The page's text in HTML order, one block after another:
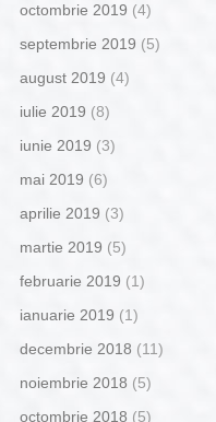
octombrie 2019 (4)
septembrie 2019 (5)
august 2019 (4)
iulie 2019 (8)
iunie 2019 (3)
mai 2019 (6)
aprilie 2019 (3)
martie 2019 (5)
februarie 2019 (1)
ianuarie 2019 (1)
decembrie 2018 (11)
noiembrie 2018 (5)
octombrie 2018 (5)